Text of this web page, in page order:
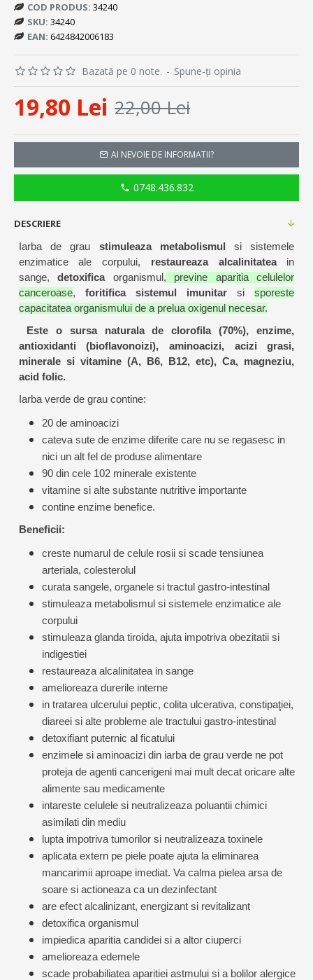
COD PRODUS: 34240
SKU: 34240
EAN: 6424842006183
Bazată pe 0 note. - Spune-ţi opinia
19,80 Lei 22,00 Lei
AI NEVOIE DE INFORMATII?
0748.436.832
DESCRIERE
Iarba de grau stimuleaza metabolismul
si sistemele
enzimatice ale corpului, restaureaza alcalinitateain
sange,detoxificaorganismul, previne aparitia celulelor
canceroase, foritifica sistemul imunitar sisporeste
capacitatea organismului de a prelua oxigenul necesar.
Este o sursa naturala de clorofila (70%), enzime,
antioxidanti (bioflavonoizi), aminoacizi, acizi grasi,
minerale si vitamine (A, B6, B12, etc), Ca, magneziu,
acid folic.
Iarba verde de grau contine:
20 de aminoacizi
cateva sute de enzime diferite care nu se regasesc in
nici un alt fel de produse alimentare
90 din cele 102 minerale existente
vitamine si alte substante nutritive importante
contine enzime benefice.
Beneficii:
creste numarul de celule rosii si scade tensiunea
arteriala, colesterolul
curata sangele, organele si tractul gastro-intestinal
stimuleaza metabolismul si sistemele enzimatice ale
corpului
stimuleaza glanda tiroida, ajuta impotriva obezitatii si
indigestiei
restaureaza alcalinitatea in sange
amelioreaza durerile interne
in tratarea ulcerului peptic, colita ulcerativa, constipaţiei,
diareei si alte probleme ale tractului gastro-intestinal
detoxifiant puternic al ficatului
enzimele si aminoacizi din iarba de grau verde ne pot
proteja de agenti cancerigeni mai mult decat oricare alte
alimente sau medicamente
intareste celulele si neutralizeaza poluantii chimici
asimilati din mediu
lupta impotriva tumorilor si neutralizeaza toxinele
aplicata extern pe piele poate ajuta la eliminarea
mancarimii aproape imediat. Va calma pielea arsa de
soare si actioneaza ca un dezinfectant
are efect alcalinizant, energizant si revitalizant
detoxifica organismul
impiedica aparitia candidei si a altor ciuperci
amelioreaza edemele
scade probabiliatea aparitiei astmului si a bolilor alergice